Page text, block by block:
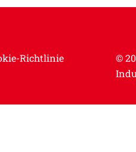
Richtlinie ©